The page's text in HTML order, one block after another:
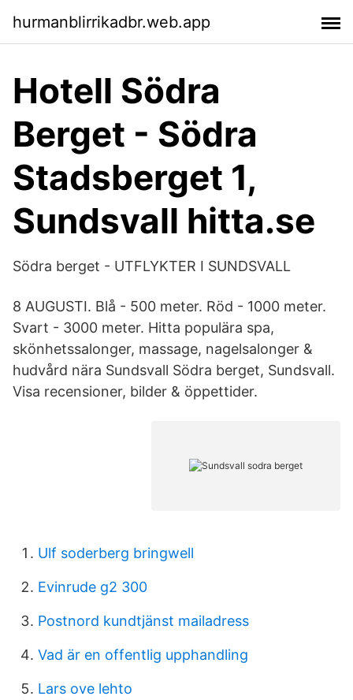
hurmanblirrikadbr.web.app
Hotell Södra
Berget - Södra
Stadsberget 1,
Sundsvall hitta.se
Södra berget - UTFLYKTER I SUNDSVALL
8 AUGUSTI. Blå - 500 meter. Röd - 1000 meter.
Svart - 3000 meter. Hitta populära spa,
skönhetssalonger, massage, nagelsalonger &
hudvård nära Sundsvall Södra berget, Sundsvall.
Visa recensioner, bilder & öppettider.
Ulf soderberg bringwell
Evinrude g2 300
Postnord kundtjänst mailadress
Vad är en offentlig upphandling
Lars ove lehto